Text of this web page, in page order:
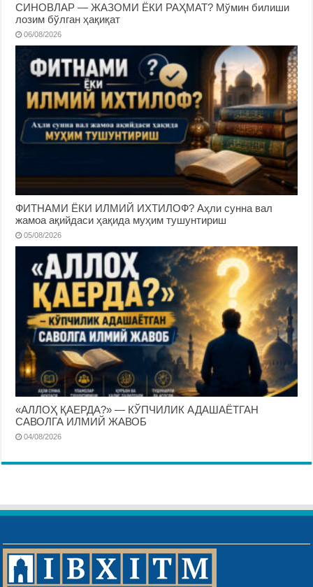
СИНОВЛАР — ЖАЗОМИ ЁКИ РАҲМАТ? Мўмин билиши
лозим бўлган ҳақиқат
06/08/2026
ФИТНАМИ ЁКИ ИЛМИЙ ИХТИЛОФ? Аҳли сунна вал
жамоа ақийдаси ҳақида муҳим тушунтириш
05/08/2026
«АЛЛОҲ ҚАЕРДА?» — КЎПЧИЛИК АДАШАЁТГАН
САВОЛГА ИЛМИЙ ЖАВОБ
04/08/2026